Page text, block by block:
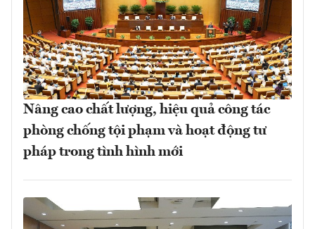
Nâng cao chất lượng, hiệu quả công tác
phòng chống tội phạm và hoạt động tư
pháp trong tình hình mới